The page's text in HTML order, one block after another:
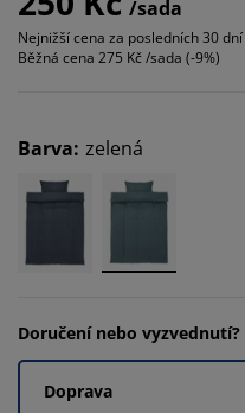
/sada
Nejnižší cena za posledních 30 dní
Běžná cena 275 Kč /sada (-9%)
Barva: zelená
Doručení nebo vyzvednutí?
Doprava